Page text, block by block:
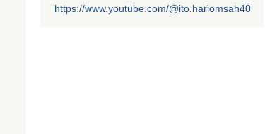
https://www.youtube.com/@ito.hariomsah40